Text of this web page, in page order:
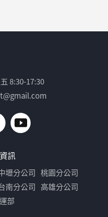
8:30-17:30
訊
壢分公司 桃園分公司
南分公司 高雄分公司
部